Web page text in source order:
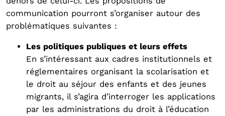
communication pourront s’organiser autour des
problématiques suivantes :
Les politiques publiques et leurs effets
En s’intéressant aux cadres institutionnels et
réglementaires organisant la scolarisation et
le droit au séjour des enfants et des jeunes
migrants, il s’agira d’interroger les applications
par les administrations du droit à l’éducation